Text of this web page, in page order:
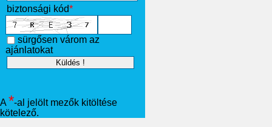
biztonsági kód*
sürgősen várom az
ajánlatokat
A *-al jelölt mezők kitöltése
kötelező.